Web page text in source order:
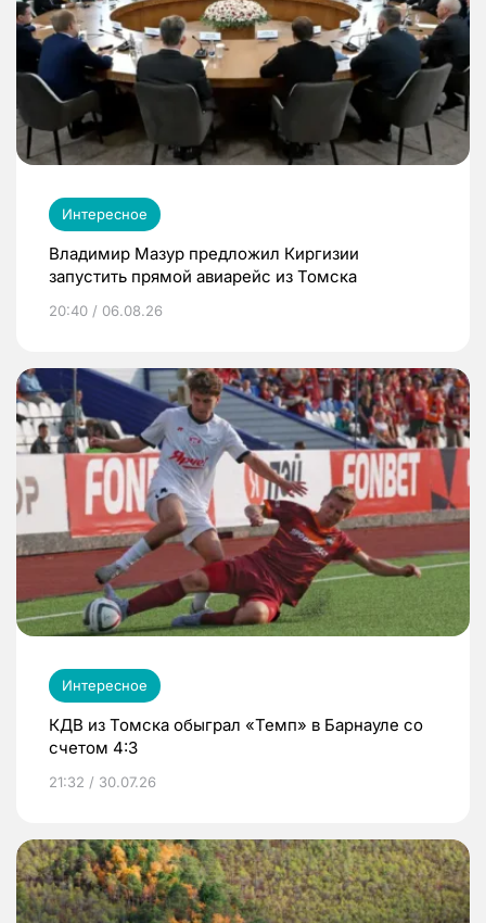
Интересное
Владимир Мазур предложил Киргизии
запустить прямой авиарейс из Томска
20:40 / 06.08.26
Интересное
КДВ из Томска обыграл «Темп» в Барнауле со
счетом 4:3
21:32 / 30.07.26